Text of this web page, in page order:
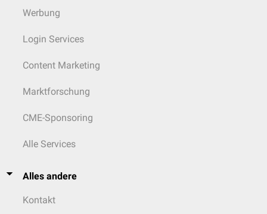
Werbung
Login Services
Content Marketing
Marktforschung
CME-Sponsoring
Alle Services
Alles andere
Kontakt